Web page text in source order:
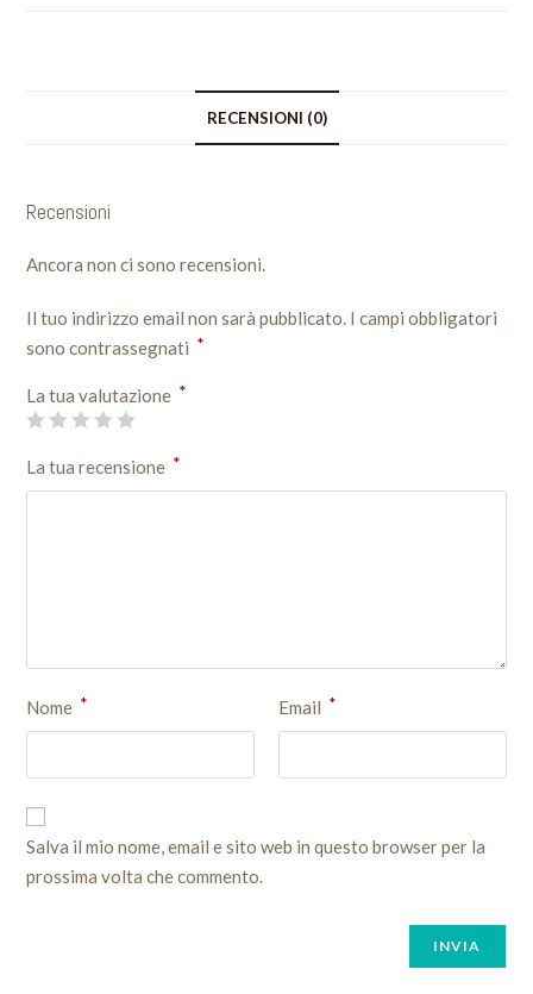
RECENSIONI (0)
Recensioni
Ancora non ci sono recensioni.
Il tuo indirizzo email non sarà pubblicato. I campi obbligatori
sono contrassegnati *
La tua valutazione *
La tua recensione *
Nome * Email *
Salva il mio nome, email e sito web in questo browser per la
prossima volta che commento.